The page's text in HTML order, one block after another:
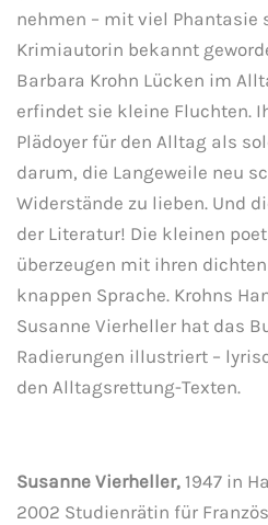
nehmen – mit viel Phantasie
Krimiautorin bekannt
Barbara Krohn Lücken im
erfindet sie kleine Fluchten.
Plädoyer für den Alltag als
darum, die Langeweile neu
Widerstände zu lieben. Und
der Literatur! Die kleinen
überzeugen mit ihren
knappen Sprache. Krohns
Susanne Vierheller hat das
Radierungen illustriert –
den Alltagsrettung-Texten.
Susanne Vierheller, 1947 in
2002 Studienrätin für